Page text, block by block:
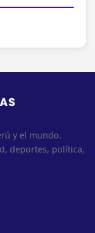
y el mundo.
deportes, política,